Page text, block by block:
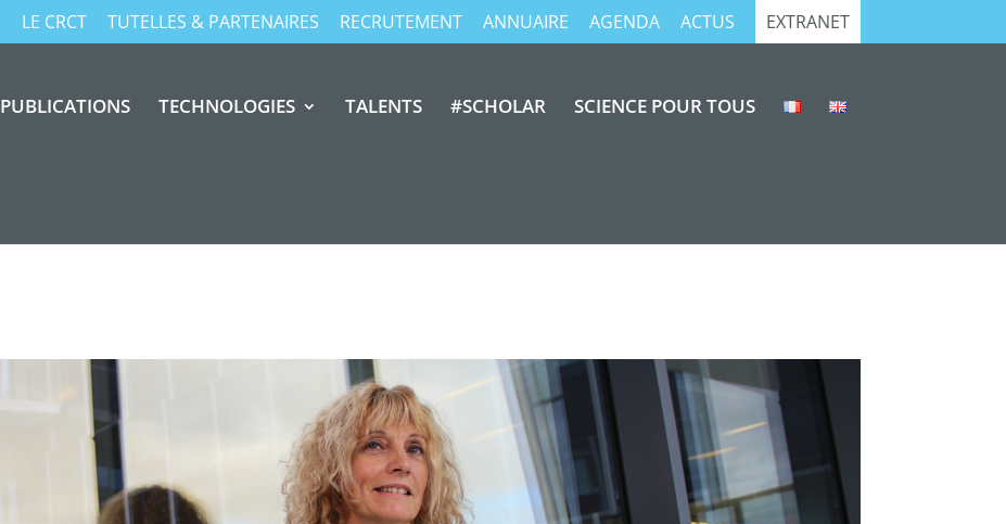
LE CRCT TUTELLES & PARTENAIRES RECRUTEMENT ANNUAIRE AGENDA ACTUS EXTRANET
PUBLICATIONS TECHNOLOGIES TALENTS #SCHOLAR SCIENCE POUR TOUS